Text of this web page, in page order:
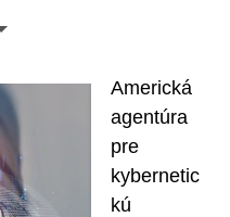
Americká
agentúra
pre
kybernetic
kú